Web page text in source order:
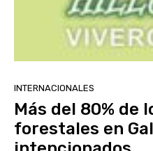
INTERNACIONALES
Más del 80% de
forestales en